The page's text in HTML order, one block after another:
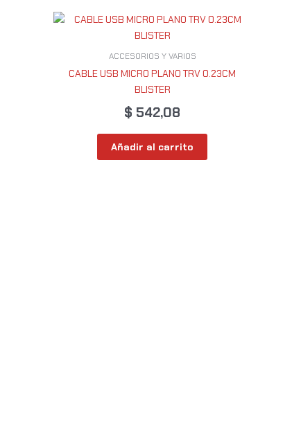
ACCESORIOS Y VARIOS
CABLE USB MICRO PLANO TRV 0.23CM
BLISTER
$ 542,08
Añadir al carrito